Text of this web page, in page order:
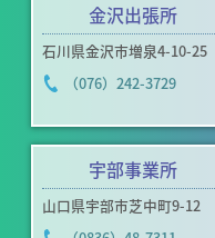
金沢出張所
石川県金沢市増泉4-10-25
（076）242-3729
宇部事業所
山口県宇部市芝中町9-12